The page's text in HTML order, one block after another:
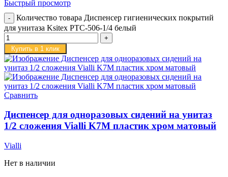
Быстрый просмотр
Количество товара Диспенсер гигиенических покрытий
для унитаза Ksitex PTC-506-1/4 белый
Купить в 1 клик
Сравнить
Диспенсер для одноразовых сидений на унитаз
1/2 сложения Vialli K7M пластик хром матовый
Vialli
Нет в наличии